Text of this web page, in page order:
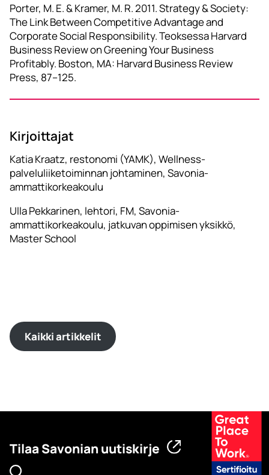
Porter, M. E. & Kramer, M. R. 2011. Strategy & Society:
The Link Between Competitive Advantage and
Corporate Social Responsibility. Teoksessa Harvard
Business Review on Greening Your Business
Profitably. Boston, MA: Harvard Business Review
Press, 87–125.
Kirjoittajat
Katia Kraatz, restonomi (YAMK), Wellness-
palveluliiketoiminnan johtaminen, Savonia-
ammattikorkeakoulu
Ulla Pekkarinen, lehtori, FM, Savonia-
ammattikorkeakoulu, jatkuvan oppimisen yksikkö,
Master School
Kaikki artikkelit
Tilaa Savonian uutiskirje